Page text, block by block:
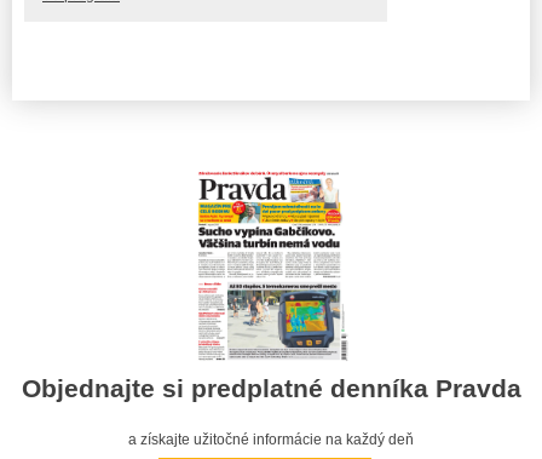
Objednajte si predplatné denníka Pravda
a získajte užitočné informácie na každý deň